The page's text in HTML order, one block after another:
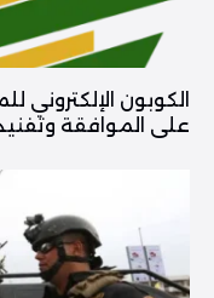
الكوبون
على الموافقة